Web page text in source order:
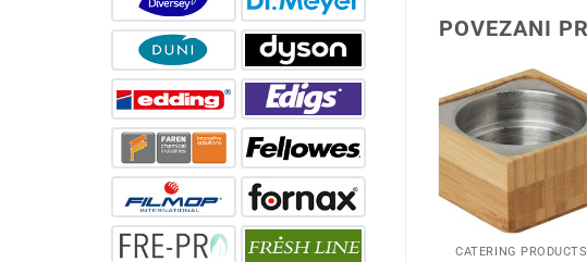
POVEZANI
CATERING PRODUCTS
CATERING PRODUCTS
-39%
CATERING PRODUCTS